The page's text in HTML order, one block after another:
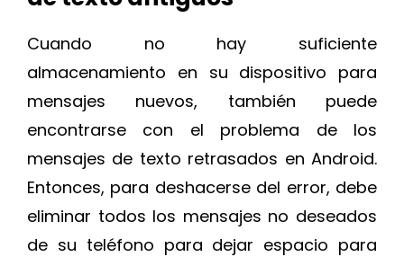
Cuando no hay suficiente
almacenamiento en su dispositivo para
mensajes nuevos, también puede
encontrarse con el problema de los
mensajes de texto retrasados en Android.
Entonces, para deshacerse del error, debe
eliminar todos los mensajes no deseados
de su teléfono para dejar espacio para